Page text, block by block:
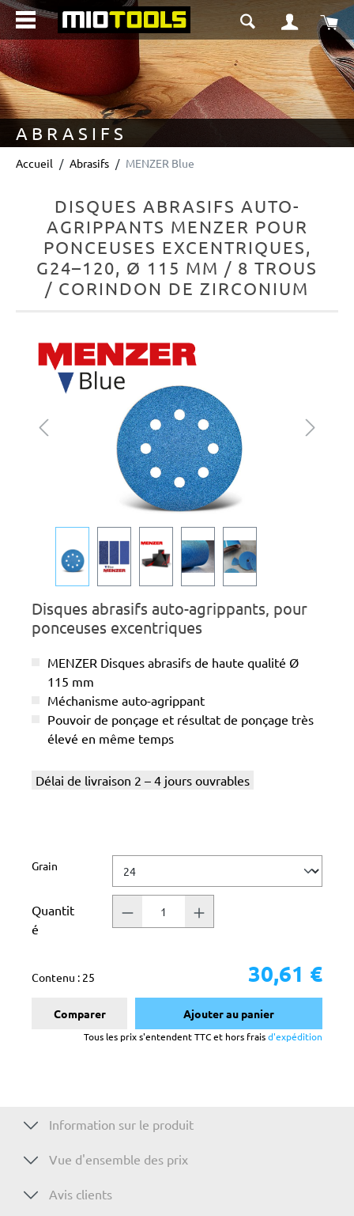
principal
ABRASIFS
Accueil Abrasifs MENZER Blue
DISQUES ABRASIFS AUTO-
AGRIPPANTS MENZER POUR
PONCEUSES EXCENTRIQUES,
G24–120, Ø 115 MM / 8 TROUS
/ CORINDON DE ZIRCONIUM
Ignorer la galerie d'images
Disques abrasifs auto-agrippants, pour
ponceuses excentriques
MENZER Disques abrasifs de haute qualité Ø
115 mm
Méchanisme auto-agrippant
Pouvoir de ponçage et résultat de ponçage très
élevé en même temps
Délai de livraison 2 – 4 jours ouvrables
Sélectionnez
Grain
Quantit
é
Contenu : 25 30,61 €
Comparer Ajouter au panier
Tous les prix s'entendent TTC et hors fraisd'expédition
Information sur le produit
Vue d'ensemble des prix
Avis clients